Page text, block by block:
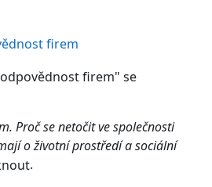
firem
firem" se
Proč se netočit ve společnosti
o životní prostředí a sociální
.